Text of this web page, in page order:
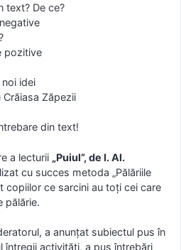
text? De ce?
pozitive
noi idei
Zăpezii
din text!
a lecturii „Puiul”, de I. Al.
cu succes metoda „Pălăriile
copiilor ce sarcini au toţi cei care
pălărie.
a anunţat subiectul pus în
întregii activităţi, a pus întrebări